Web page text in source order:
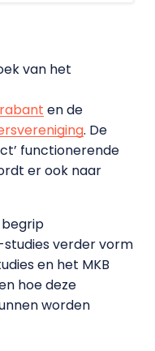
van het
en de
. De
functionerende
er ook naar
verder vorm
en het MKB
hoe deze
worden